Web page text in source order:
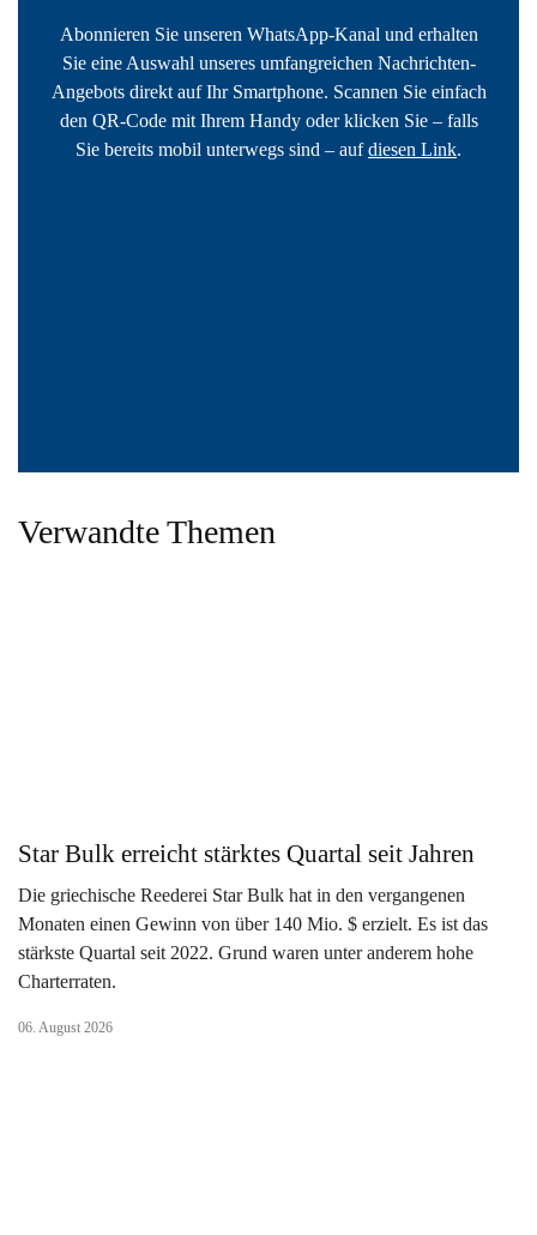
Abonnieren Sie unseren WhatsApp-Kanal und erhalten
Sie eine Auswahl unseres umfangreichen Nachrichten-
Angebots direkt auf Ihr Smartphone. Scannen Sie einfach
den QR-Code mit Ihrem Handy oder klicken Sie – falls
Sie bereits mobil unterwegs sind – aufdiesen Link.
Verwandte Themen
Star Bulk erreicht stärktes Quartal seit Jahren
Die griechische Reederei Star Bulk hat in den vergangenen
Monaten einen Gewinn von über 140 Mio. $ erzielt. Es ist das
stärkste Quartal seit 2022. Grund waren unter anderem hohe
Charterraten.
06. August 2026